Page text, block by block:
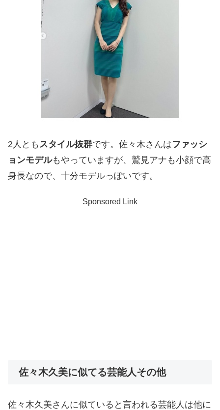
2人とも スタイル抜群です。佐々木さんはファッシ
ョンモデルもやっていますが、鷲見アナも小顔で高
身長なので、十分モデルっぽいです。
Sponsored Link
佐々木久美に似てる芸能人その他
佐々木久美さんに似ていると言われる芸能人は他に